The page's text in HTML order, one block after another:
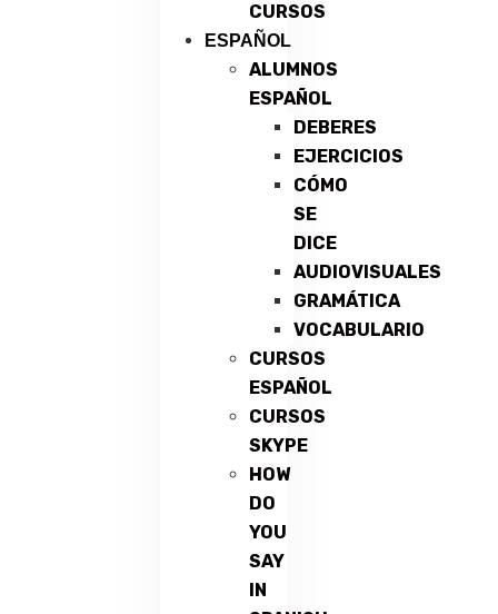
CURSOS
ESPAÑOL
ALUMNOS
ESPAÑOL
DEBERES
EJERCICIOS
CÓMO
SE
DICE
AUDIOVISUALES
GRAMÁTICA
VOCABULARIO
CURSOS
ESPAÑOL
CURSOS
SKYPE
HOW
DO
YOU
SAY
IN